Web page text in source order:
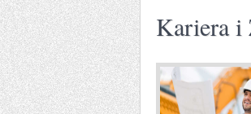
Kariera i